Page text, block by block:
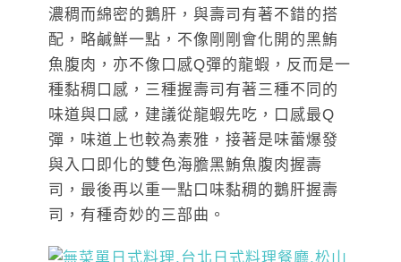
濃稠而綿密的鵝肝，與壽司有著不錯的搭
配，略鹹鮮一點，不像剛剛會化開的黑鮪
魚腹肉，亦不像口感Q彈的龍蝦，反而是一
種黏稠口感，三種握壽司有著三種不同的
味道與口感，建議從龍蝦先吃，口感最Q
彈，味道上也較為素雅，接著是味蕾爆發
與入口即化的雙色海膽黑鮪魚腹肉握壽
司，最後再以重一點口味黏稠的鵝肝握壽
司，有種奇妙的三部曲。